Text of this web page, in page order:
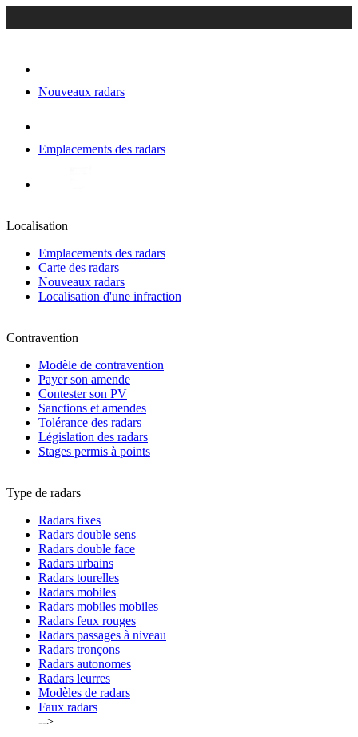
Nouveaux radars
Emplacements des radars
Localisation
Emplacements des radars
Carte des radars
Nouveaux radars
Localisation d'une infraction
Contravention
Modèle de contravention
Payer son amende
Contester son PV
Sanctions et amendes
Tolérance des radars
Législation des radars
Stages permis à points
Type de radars
Radars fixes
Radars double sens
Radars double face
Radars urbains
Radars tourelles
Radars mobiles
Radars mobiles mobiles
Radars feux rouges
Radars passages à niveau
Radars tronçons
Radars autonomes
Radars leurres
Modèles de radars
Faux radars
-->